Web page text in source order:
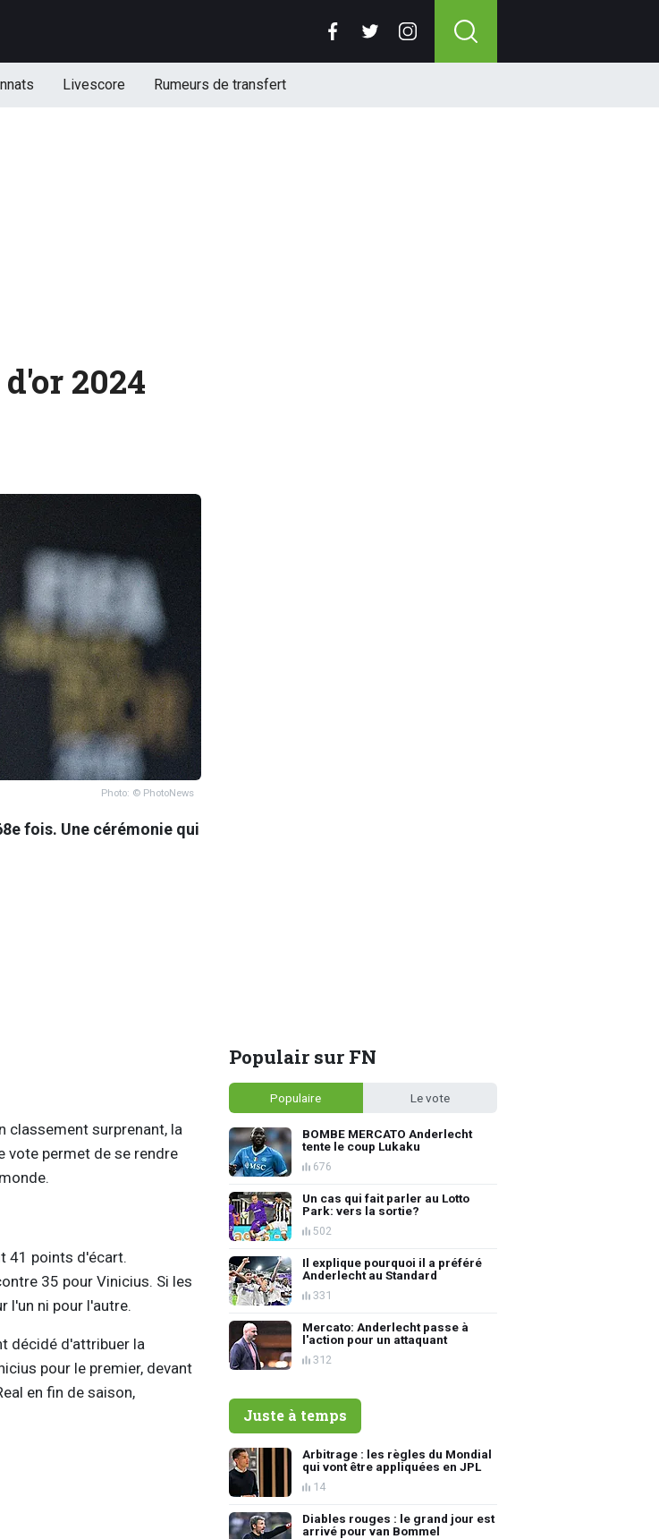
Livescore Rumeurs de transfert
2024
Photo: © PhotoNews
fois. Une cérémonie qui
classement surprenant, la
vote permet de se rendre
41 points d'écart.
35 pour Vinicius. Si les
l'un ni pour l'autre.
décidé d'attribuer la
pour le premier, devant
en fin de saison,
Populair sur FN
Populaire Le vote
BOMBE MERCATO Anderlecht
tente le coup Lukaku
676
Un cas qui fait parler au Lotto
Park: vers la sortie?
502
Il explique pourquoi il a préféré
Anderlecht au Standard
331
Mercato: Anderlecht passe à
l'action pour un attaquant
312
Juste à temps
Arbitrage : les règles du Mondial
qui vont être appliquées en JPL
14
Diables rouges : le grand jour est
arrivé pour van Bommel